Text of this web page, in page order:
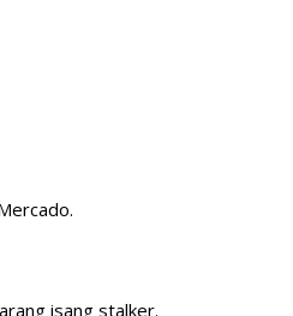
isang stalker.